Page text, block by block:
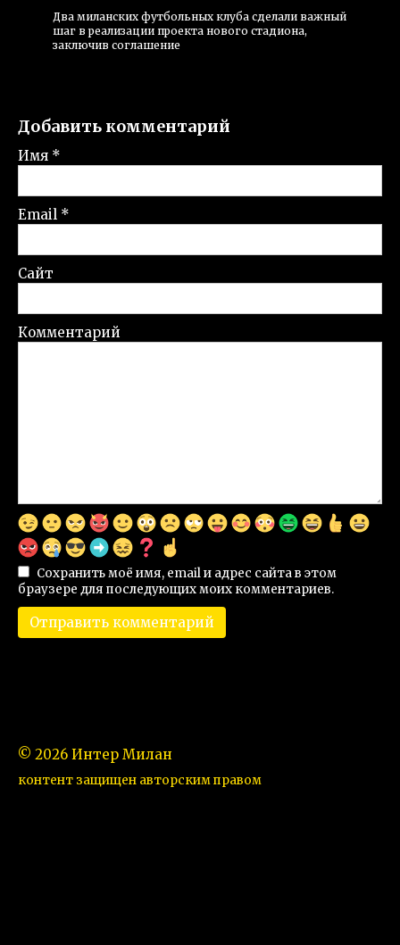
Два миланских футбольных клуба сделали важный
шаг в реализации проекта нового стадиона,
заключив соглашение
Добавить комментарий
Имя *
Email *
Сайт
Комментарий
Сохранить моё имя, email и адрес сайта в этом
браузере для последующих моих комментариев.
© 2026 Интер Милан
контент защищен авторским правом